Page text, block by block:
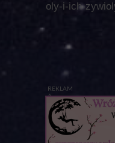
REKLAM
A
oly-i-ich-